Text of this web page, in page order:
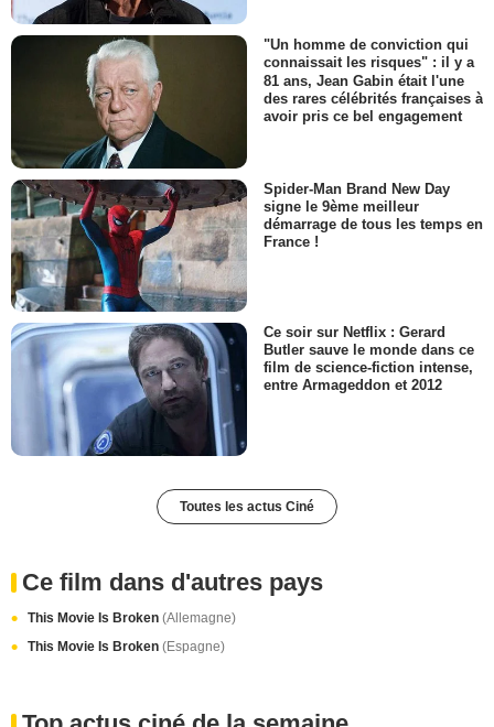
"Un homme de conviction qui
connaissait les risques" : il y a
81 ans, Jean Gabin était l'une
des rares célébrités françaises à
avoir pris ce bel engagement
Spider-Man Brand New Day
signe le 9ème meilleur
démarrage de tous les temps en
France !
Ce soir sur Netflix : Gerard
Butler sauve le monde dans ce
film de science-fiction intense,
entre Armageddon et 2012
Toutes les actus Ciné
Ce film dans d'autres pays
This Movie Is Broken (Allemagne)
This Movie Is Broken (Espagne)